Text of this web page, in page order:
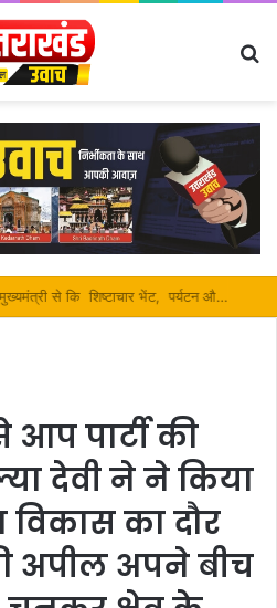
सतपाल महाराज की राजस्थान के मुख्यमंत्री से कि शिष्टाचार भेंट, पर्यटन और सांस्कृतिक गतिविधियों के विषय में विस्तार पर हुई चर्चा
आप पार्टी की
देवी ने ने किया
का दौर
अपील अपने बीच